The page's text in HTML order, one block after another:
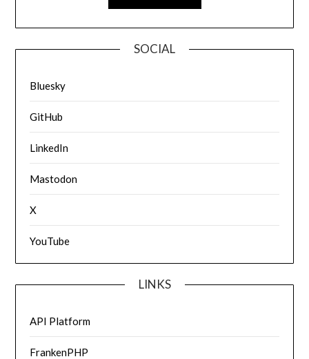
SOCIAL
Bluesky
GitHub
LinkedIn
Mastodon
X
YouTube
LINKS
API Platform
FrankenPHP